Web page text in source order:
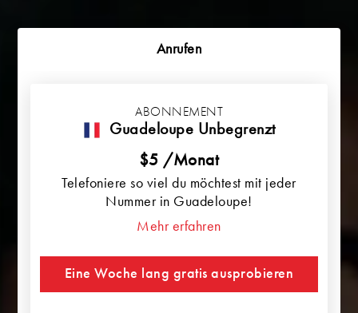
Anrufen
ABONNEMENT
Guadeloupe Unbegrenzt
$5 /Monat
Telefoniere so viel du möchtest mit jeder
Nummer in Guadeloupe!
Mehr erfahren
Eine Woche lang gratis ausprobieren